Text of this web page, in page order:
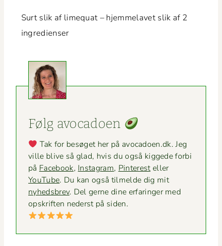
Surt slik af lime­quat – hjem­melavet slik af 2
ingredienser
Følg avo­ca­doen
Tak for besøget her på avocadoen.dk. Jeg
ville blive så glad, hvis du også kiggede for­bi
på Face­book, Insta­gram, Pin­ter­esteller
YouTube. Du kan også tilmelde dig mit
nyheds­brev. Del gerne dine erfaringer med
opskriften ned­er­st på siden.